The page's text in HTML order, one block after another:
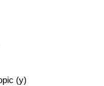
(y)